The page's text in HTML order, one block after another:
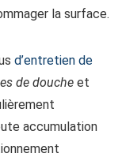
la surface.
d’entretien de
de douche et
accumulation